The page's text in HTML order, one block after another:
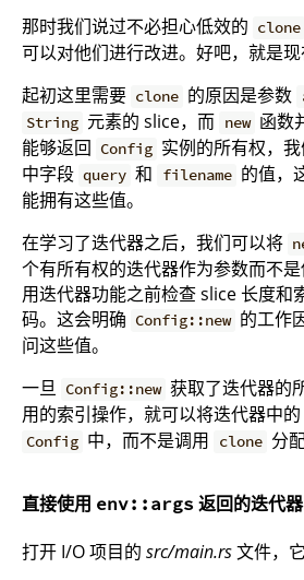
那时我们说过不必担心低效的 clone
可以对他们进行改进。好吧，就是现
起初这里需要 clone 的原因是参数
String 元素的 slice，而 new 函数
能够返回 Config 实例的所有权，
中字段 query 和 filename 的值，
能拥有这些值。
在学习了迭代器之后，我们可以将
个有所有权的迭代器作为参数而不
用迭代器功能之前检查 slice 长度和
码。这会明确 Config::new 的工作
问这些值。
一旦 Config::new 获取了迭代器的
用的索引操作，就可以将迭代器中的
Config 中，而不是调用 clone 分
直接使用 env::args 返回的迭代器
打开 I/O 项目的 src/main.rs文件，